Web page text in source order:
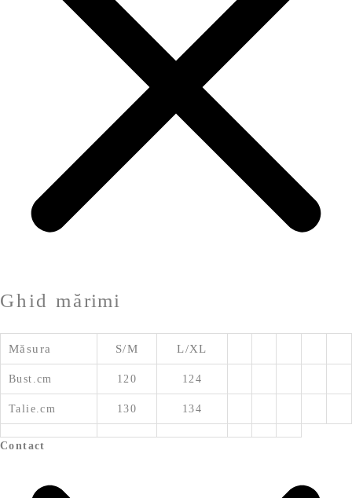
Ghid mărimi
Măsura S/M L/XL
Bust.cm 120 124
Talie.cm 130 134
Contact